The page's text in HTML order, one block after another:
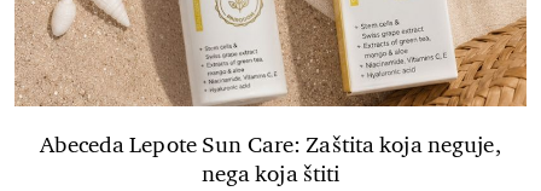
Abeceda Lepote Sun Care: Zaštita koja neguje,
nega koja štiti